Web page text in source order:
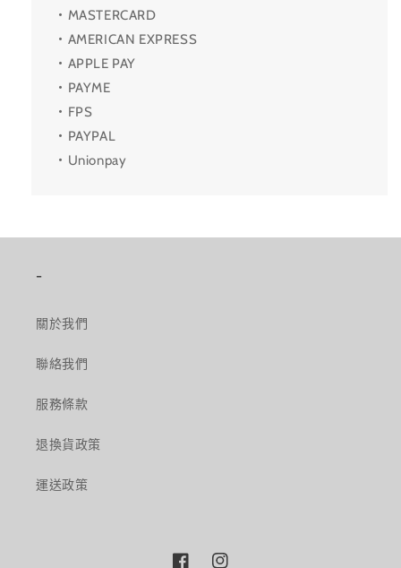
・MASTERCARD
・AMERICAN EXPRESS
・APPLE PAY
・PAYME
・FPS
・PAYPAL
・Unionpay
-
關於我們
聯絡我們
服務條款
退換貨政策
運送政策